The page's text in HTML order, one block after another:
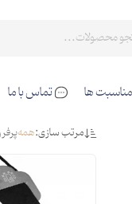
مناسبت ها تماس با ما
مرتب سازی:همه